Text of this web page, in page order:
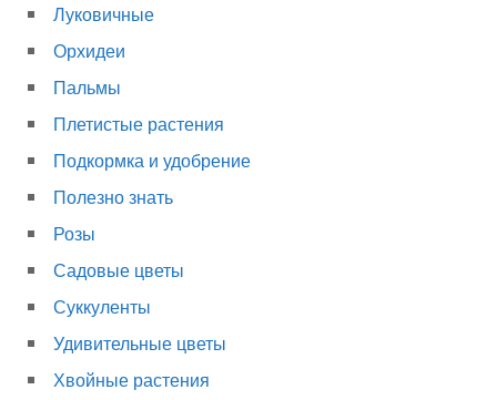
Луковичные
Орхидеи
Пальмы
Плетистые растения
Подкормка и удобрение
Полезно знать
Розы
Садовые цветы
Суккуленты
Удивительные цветы
Хвойные растения